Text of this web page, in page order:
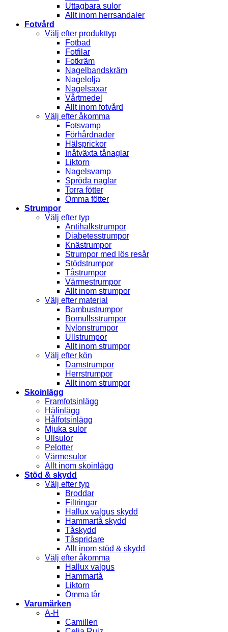
Uttagbara sulor
Allt inom herrsandaler
Fotvård
Välj efter produkttyp
Fotbad
Fotfilar
Fotkräm
Nagelbandskräm
Nagelolja
Nagelsaxar
Vårtmedel
Allt inom fotvård
Välj efter åkomma
Fotsvamp
Förhårdnader
Hälsprickor
Inåtväxta tånaglar
Liktorn
Nagelsvamp
Spröda naglar
Torra fötter
Ömma fötter
Strumpor
Välj efter typ
Antihalkstrumpor
Diabetesstrumpor
Knästrumpor
Strumpor med lös resår
Stödstrumpor
Tåstrumpor
Värmestrumpor
Allt inom strumpor
Välj efter material
Bambustrumpor
Bomullsstrumpor
Nylonstrumpor
Ullstrumpor
Allt inom strumpor
Välj efter kön
Damstrumpor
Herrstrumpor
Allt inom strumpor
Skoinlägg
Framfotsinlägg
Hälinlägg
Hålfotsinlägg
Mjuka sulor
Ullsulor
Pelotter
Värmesulor
Allt inom skoinlägg
Stöd & skydd
Välj efter typ
Broddar
Filtringar
Hallux valgus skydd
Hammartå skydd
Tåskydd
Tåspridare
Allt inom stöd & skydd
Välj efter åkomma
Hallux valgus
Hammartå
Liktorn
Ömma tår
Varumärken
A-H
Camillen